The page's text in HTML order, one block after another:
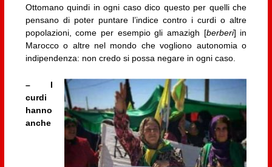
Ottomano quindi in ogni caso dico questo per quelli che
pensano di poter puntare l’indice contro i curdi o altre
popolazioni, come per esempio gli amazigh [berberi] in
Marocco o altre nel mondo che vogliono autonomia o
indipendenza: non credo si possa negare in ogni caso.
– I
curdi
hanno
anche